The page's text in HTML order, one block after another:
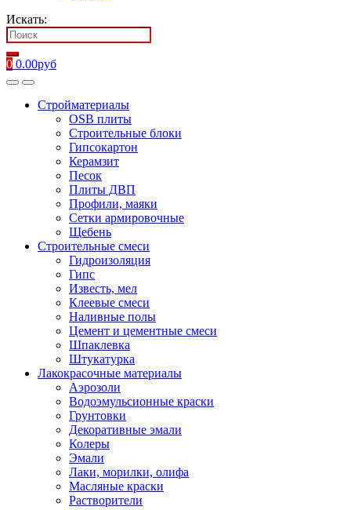
Искать:
0 0.00руб
Стройматериалы
OSB плиты
Строительные блоки
Гипсокартон
Керамзит
Песок
Плиты ДВП
Профили, маяки
Сетки армировочные
Щебень
Строительные смеси
Гидроизоляция
Гипс
Известь, мел
Клеевые смеси
Наливные полы
Цемент и цементные смеси
Шпаклевка
Штукатурка
Лакокрасочные материалы
Аэрозоли
Водоэмульсионные краски
Грунтовки
Декоративные эмали
Колеры
Эмали
Лаки, морилки, олифа
Масляные краски
Растворители